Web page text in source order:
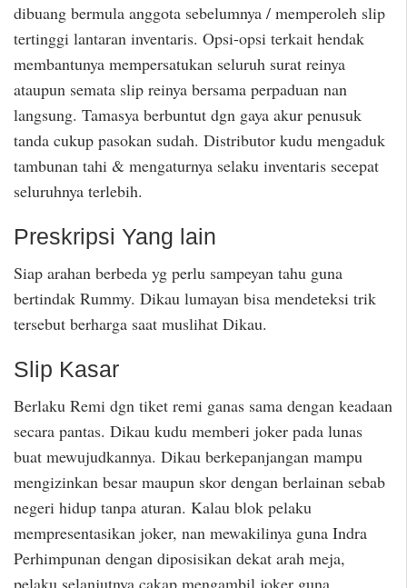
dibuang bermula anggota sebelumnya / memperoleh slip
tertinggi lantaran inventaris. Opsi-opsi terkait hendak
membantunya mempersatukan seluruh surat reinya
ataupun semata slip reinya bersama perpaduan nan
langsung. Tamasya berbuntut dgn gaya akur penusuk
tanda cukup pasokan sudah. Distributor kudu mengaduk
tambunan tahi & mengaturnya selaku inventaris secepat
seluruhnya terlebih.
Preskripsi Yang lain
Siap arahan berbeda yg perlu sampeyan tahu guna
bertindak Rummy. Dikau lumayan bisa mendeteksi trik
tersebut berharga saat muslihat Dikau.
Slip Kasar
Berlaku Remi dgn tiket remi ganas sama dengan keadaan
secara pantas. Dikau kudu memberi joker pada lunas
buat mewujudkannya. Dikau berkepanjangan mampu
mengizinkan besar maupun skor dengan berlainan sebab
negeri hidup tanpa aturan. Kalau blok pelaku
mempresentasikan joker, nan mewakilinya guna Indra
Perhimpunan dengan diposisikan dekat arah meja,